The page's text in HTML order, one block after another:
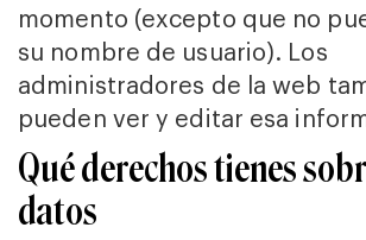
momento (excepto que no
su nombre de usuario). Los
administradores de la web
pueden ver y editar esa
Qué derechos tienes
datos